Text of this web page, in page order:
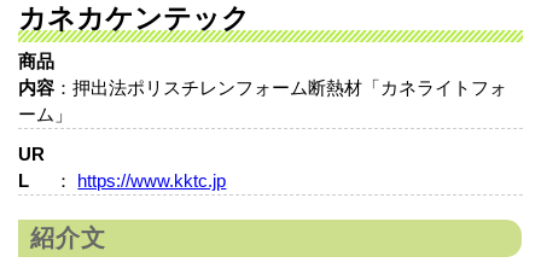
カネカケンテック
商品
内容 ：押出法ポリスチレンフォーム断熱材「カネライトフォ
ーム」
UR
L
： https://www.kktc.jp
紹介文